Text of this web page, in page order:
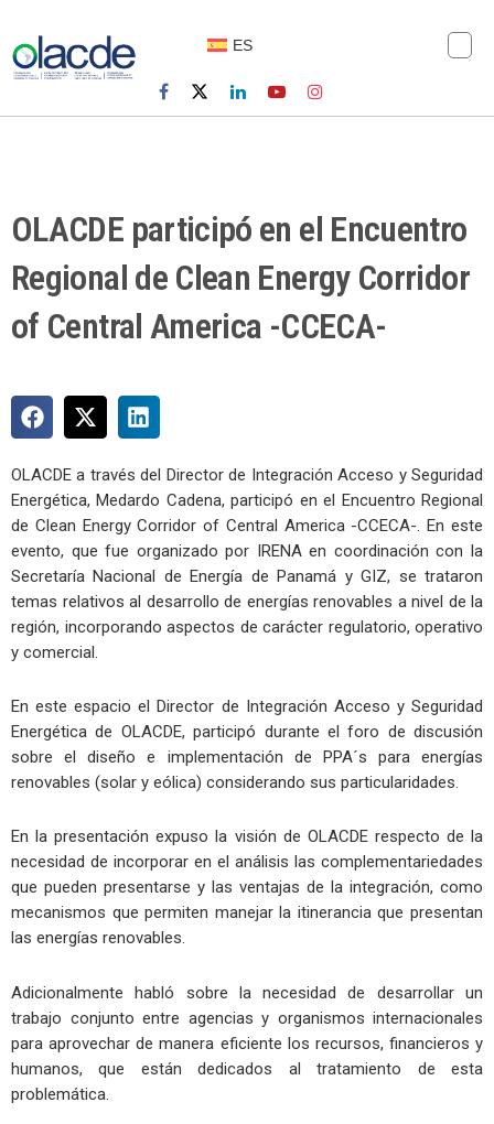
ES
OLACDE participó en el Encuentro
Regional de Clean Energy Corridor
of Central America -CCECA-
OLACDE a través del Director de Integración Acceso y Seguridad
Energética, Medardo Cadena, participó en el Encuentro Regional
de Clean Energy Corridor of Central America -CCECA-. En este
evento, que fue organizado por IRENA en coordinación con la
Secretaría Nacional de Energía de Panamá y GIZ, se trataron
temas relativos al desarrollo de energías renovables a nivel de la
región, incorporando aspectos de carácter regulatorio, operativo
y comercial.
En este espacio el Director de Integración Acceso y Seguridad
Energética de OLACDE, participó durante el foro de discusión
sobre el diseño e implementación de PPA´s para energías
renovables (solar y eólica) considerando sus particularidades.
En la presentación expuso la visión de OLACDE respecto de la
necesidad de incorporar en el análisis las complementariedades
que pueden presentarse y las ventajas de la integración, como
mecanismos que permiten manejar la itinerancia que presentan
las energías renovables.
Adicionalmente habló sobre la necesidad de desarrollar un
trabajo conjunto entre agencias y organismos internacionales
para aprovechar de manera eficiente los recursos, financieros y
humanos, que están dedicados al tratamiento de esta
problemática.